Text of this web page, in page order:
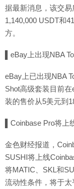
据最新消息，该交
1,140,000 USDT和
方。
▌eBay上出现NBA
eBay上已出现NBA
Shot高级套装目前
装的售价从5美元到
▌Coinbase Pro将
金色财经报道，
SUSHI将上线
将MATIC、SKL和
流动性条件，将于